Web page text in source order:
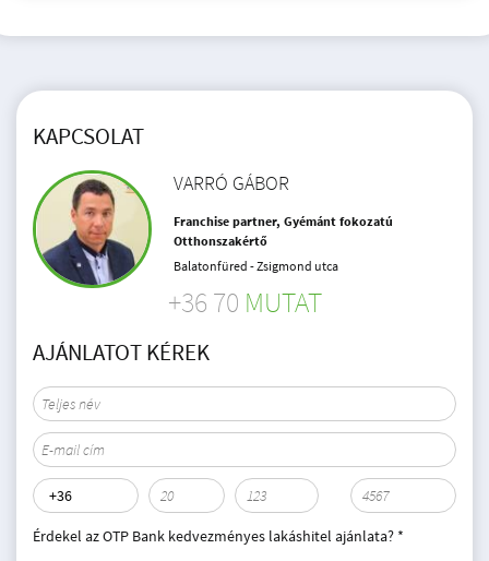
KAPCSOLAT
VARRÓ GÁBOR
Franchise partner, Gyémánt fokozatú
Otthonszakértő
Balatonfüred - Zsigmond utca
+36 70 MUTAT
AJÁNLATOT KÉREK
Érdekel az OTP Bank kedvezményes lakáshitel ajánlata? *